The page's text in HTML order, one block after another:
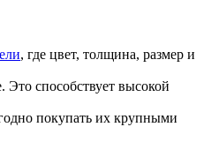
, где цвет, толщина, размер и
Это способствует высокой
покупать их крупными